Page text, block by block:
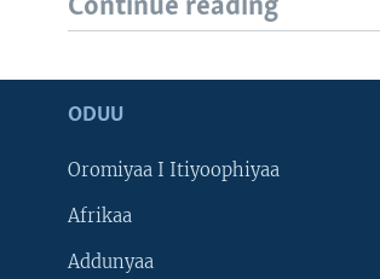
Continue reading
ODUU
Oromiyaa I Itiyoophiyaa
Afrikaa
Addunyaa